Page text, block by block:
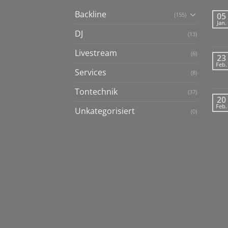
Backline (155)
DJ (13)
Livestream (6)
Services (8)
Tontechnik (37)
Unkategorisiert (0)
05
Jan.
23
Feb.
20
Feb.